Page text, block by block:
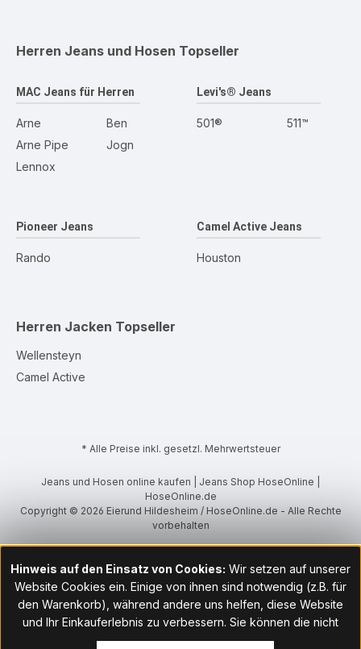
Herren Jeans und Hosen Topseller
MAC Jeans für Herren
Arne
Arne Pipe
Lennox
Ben
Jogn
Levi's® Jeans
501® 511™
Pioneer Jeans
Rando
Camel Active Jeans
Houston
Herren Jacken Topseller
Wellensteyn
Camel Active
* Alle Preise inkl. gesetzl. Mehrwertsteuer
Jeans und Hosen online kaufen | Jeans Shop HoseOnline |
HoseOnline.de
Copyright © 2026 Eierund Hildesheim / HoseOnline.de - Alle Rechte
vorbehalten
Hinweis auf den Einsatz von Cookies: Wir setzen auf unserer
Website Cookies ein. Einige von ihnen sind notwendig (z.B. für
den Warenkorb), während andere uns helfen, diese Website
und Ihr Einkauferlebnis zu verbessern. Sie können die nicht
notwendigen Cookies mit Klick auf „OK“ akzeptieren oder per